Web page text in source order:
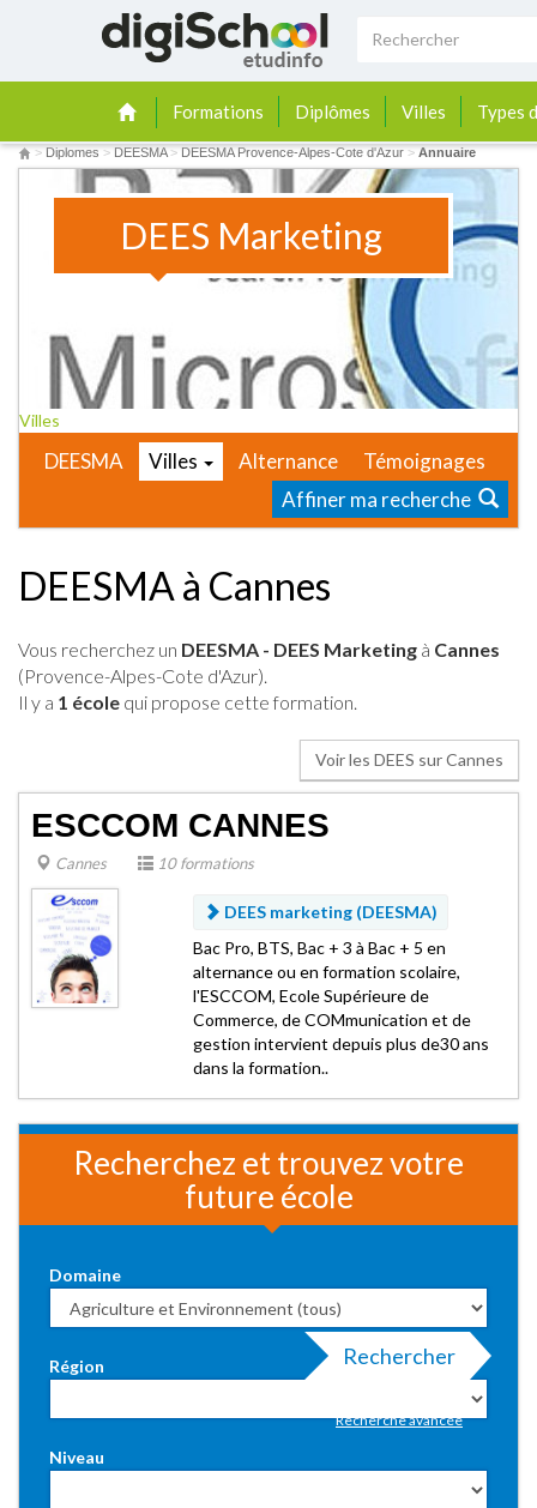
Formations Diplômes Villes Types
> Diplomes > DEESMA> DEESMA Provence-Alpes-Cote d'Azur > Annuaire
DEES Marketing
Villes
DEESMA Villes Alternance
Témoignages
Affiner ma recherche
DEESMA à Cannes
Vous recherchez un DEESMA - DEES Marketing à Cannes
(Provence-Alpes-Cote d'Azur).
Il y a 1 école qui propose cette formation.
Voir les DEES sur Cannes
ESCCOM CANNES
Cannes 10 formations
DEES marketing (DEESMA)
Bac Pro, BTS, Bac + 3 à Bac + 5 en
alternance ou en formation scolaire,
l'ESCCOM, Ecole Supérieure de
Commerce, de COMmunication et de
gestion intervient depuis plus de30 ans
dans la formation..
Recherchez et trouvez votre
future école
Domaine
Région
Niveau
Rechercher
Recherche avancée